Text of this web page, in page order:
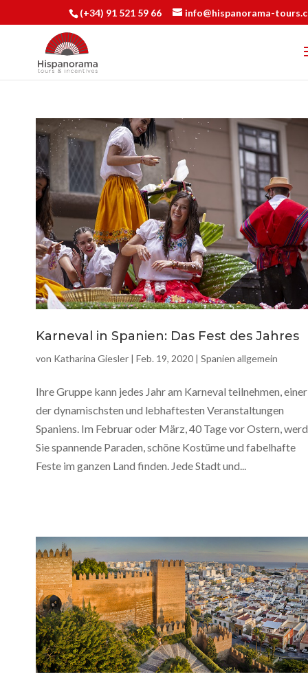
(+34) 91 521 59 66 info@hispanorama-
Karneval in Spanien: Das Fest des Jahres
von Katharina Giesler | Feb. 19, 2020 | Spanien allgemein
Ihre Gruppe kann jedes Jahr am Karneval teilnehmen, einer
der dynamischsten und lebhaftesten Veranstaltungen
Spaniens. Im Februar oder März, 40 Tage vor Ostern,
Sie spannende Paraden, schöne Kostüme und fabelhafte
Feste im ganzen Land finden. Jede Stadt und...